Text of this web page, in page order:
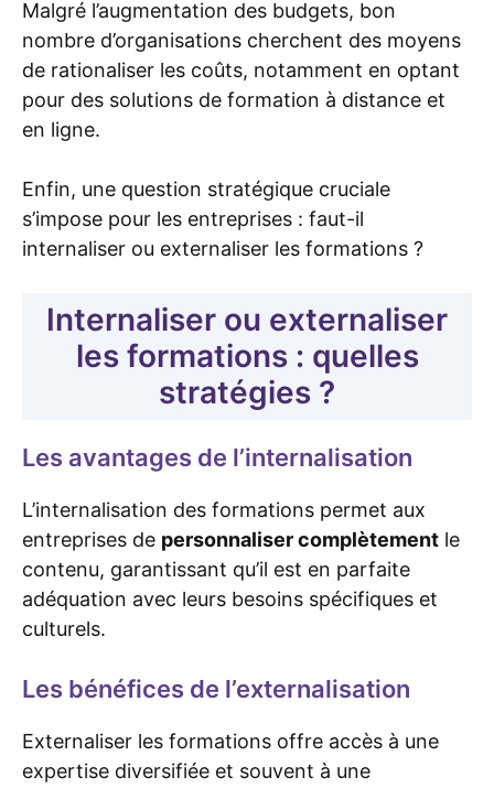
Malgré l’augmentation des budgets, bon
nombre d’organisations cherchent des moyens
de rationaliser les coûts, notamment en optant
pour des solutions de formation à distance et
en ligne.
Enfin, une question stratégique cruciale
s’impose pour les entreprises : faut-il
internaliser ou externaliser les formations ?
Internaliser ou externaliser
les formations : quelles
stratégies ?
Les avantages de l’internalisation
L’internalisation des formations permet aux
entreprises de personnaliser complètement le
contenu, garantissant qu’il est en parfaite
adéquation avec leurs besoins spécifiques et
culturels.
Les bénéfices de l’externalisation
Externaliser les formations offre accès à une
expertise diversifiée et souvent à une